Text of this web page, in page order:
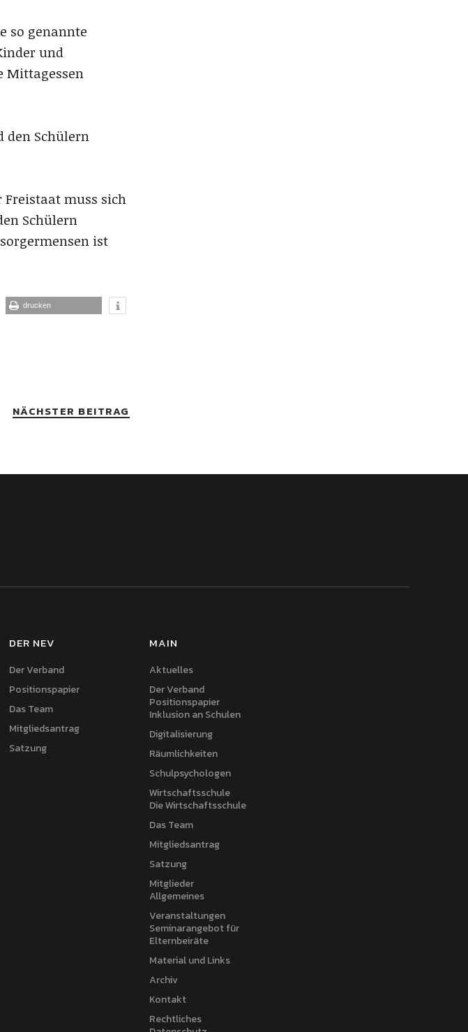
so genannte
und
Mittagessen
den Schülern
muss sich
Schülern
ist
drucken
NÄCHSTER BEITRAG
DER NEV
Der Verband
Positionspapier
Das Team
Mitgliedsantrag
Satzung
MAIN
Aktuelles
Der Verband
Positionspapier
Inklusion an Schulen
Digitalisierung
Räumlichkeiten
Schulpsychologen
Wirtschaftsschule
Die Wirtschaftsschule
Das Team
Mitgliedsantrag
Satzung
Mitglieder
Allgemeines
Veranstaltungen
Seminarangebot für
Elternbeiräte
Material und Links
Archiv
Kontakt
Rechtliches